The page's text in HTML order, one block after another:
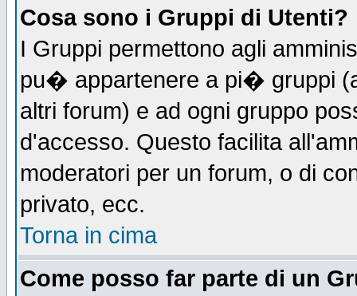
Cosa sono i Gruppi di Utenti?
I Gruppi permettono agli
pu� appartenere a pi� gruppi
altri forum) e ad ogni gruppo
d'accesso. Questo facilita
moderatori per un forum, o di
privato, ecc.
Torna in cima
Come posso far parte di un